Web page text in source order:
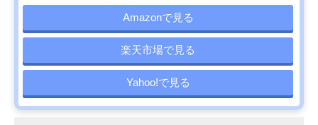
Amazonで見る
楽天市場で見る
Yahoo!で見る